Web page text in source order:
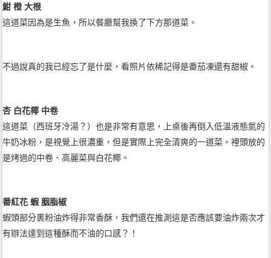
魽 橙 大根
這道菜因為是生魚，所以餐廳幫我換了下方那道菜。
不過說真的我已經忘了是什麼，看照片依稀記得是番茄凍還有甜椒。
杏 白花椰 中卷
這道菜（西班牙冷湯？）也是非常有意思，上桌後再倒入低溫液態氮的
牛奶冰粉，是視覺上很濃重，但是實際上完全清爽的一道菜。裡頭放的
是烤過的中卷、高麗菜與白花椰。
番紅花 蝦 胭脂椒
蝦頭部分裹粉油炸得非常香酥，我們還在推測這是否應該要油炸兩次才
有辦法達到這種酥而不油的口感？！